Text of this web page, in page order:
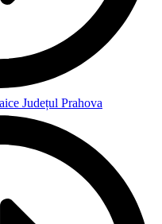
Județul Prahova